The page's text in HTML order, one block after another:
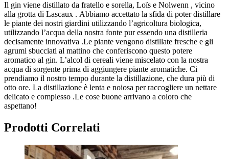
Il gin viene distillato da fratello e sorella, Loïs e Nolwenn , vicino
alla grotta di Lascaux . Abbiamo accettato la sfida di poter distillare
le piante dei nostri giardini utilizzando l’agricoltura biologica,
utilizzando l’acqua della nostra fonte pur essendo una distilleria
decisamente innovativa .Le piante vengono distillate fresche e gli
agrumi sbucciati al mattino che conferiscono questo potere
aromatico al gin. L’alcol di cereali viene miscelato con la nostra
acqua di sorgente prima di aggiungere piante aromatiche. Ci
prendiamo il nostro tempo durante la distillazione, che dura più di
otto ore. La distillazione è lenta e noiosa per raccogliere un nettare
delicato e complesso .Le cose buone arrivano a coloro che
aspettano!
Prodotti Correlati